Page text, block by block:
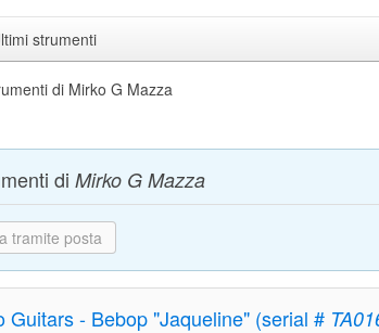
strumenti
di Mirko G Mazza
di Mirko G Mazza
tramite posta
Guitars - Bebop "Jaqueline" (serial #